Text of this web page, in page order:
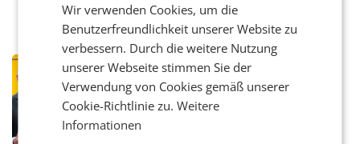
PRIMENEWS
Österreichische Post: Umsatzplus im
ersten Halbjahr trotz schwachem
Briefgeschäft
ersten Halbjahr 2026 einen Konzernumsatz
Wir verwenden Cookies, um die
Benutzerfreundlichkeit unserer Website zu
verbessern. Durch die weitere Nutzung
unserer Webseite stimmen Sie der
Verwendung von Cookies gemäß unserer
Cookie-Richtlinie zu.Weitere
Informationen